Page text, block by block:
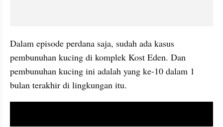
Dalam episode perdana saja, sudah ada kasus
pembunuhan kucing di komplek Kost Eden. Dan
pembunuhan kucing ini adalah yang ke-10 dalam 1
bulan terakhir di lingkungan itu.